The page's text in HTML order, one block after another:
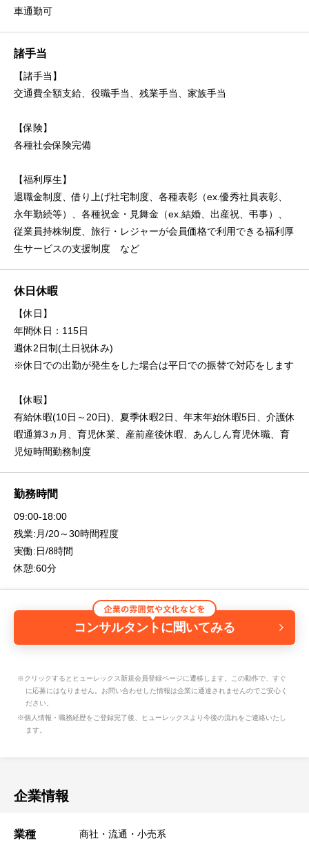
車通勤可
諸手当
【諸手当】
交通費全額支給、役職手当、残業手当、家族手当
【保険】
各種社会保険完備
【福利厚生】
退職金制度、借り上げ社宅制度、各種表彰（ex.優秀社員表彰、
永年勤続等）、各種祝金・見舞金（ex.結婚、出産祝、弔事）、
従業員持株制度、旅行・レジャーが会員価格で利用できる福利厚
生サービスの支援制度 など
休日休暇
【休日】
年間休日：115日
週休2日制(土日祝休み)
※休日での出勤が発生をした場合は平日での振替で対応をします
【休暇】
有給休暇(10日～20日)、夏季休暇2日、年末年始休暇5日、介護休
暇通算3ヵ月、育児休業、産前産後休暇、あんしん育児休職、育
児短時間勤務制度
勤務時間
09:00-18:00
残業:月/20～30時間程度
実働:日/8時間
休憩:60分
コンサルタントに聞いてみる
※クリックするとヒューレックス新規会員登録ページに遷移します。この動作で、すぐ
に応募にはなりません。お問い合わせした情報は企業に通達されませんのでご安心く
ださい。
※個人情報・職務経歴をご登録完了後、ヒューレックスより今後の流れをご連絡いたし
ます。
企業情報
業種 商社・流通・小売系